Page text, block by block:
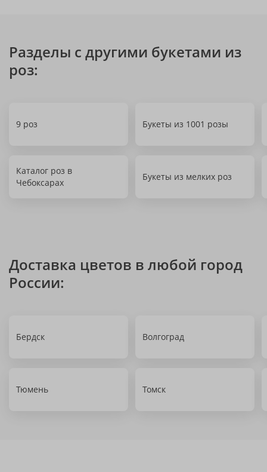
Разделы с другими букетами из
роз:
9 роз Букеты из 1001 розы
Каталог роз в
Чебоксарах
Букеты из мелких роз
Доставка цветов в любой город
России:
Бердск Волгоград
Тюмень Томск